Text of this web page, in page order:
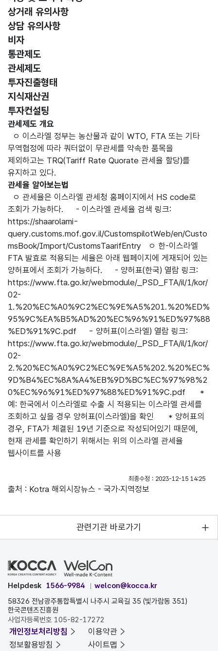
상거래 유의사항
상담 유의사항
비자
통관제도
선택됨
관세제도
투자진출형태
지식재산권
투자컨설팅
관세제도
관세제도 개요
ㅇ 이스라엘 정부는 농산물과 같이 WTO, FTA 또는 기타
무역협정에 따라 쿼터없이 무관세를 약속한 품목을
제외하고는 TRQ(Tariff Rate Quorate 관세율 할당)를
유지하고 있다.
관세율 알아보는법
ㅇ 관세율은 이스라엘 관세청 홈페이지에서 HS code로
조회가 가능하다. - 이스라엘 관세율 검색 링크:
https://shaarolami-
query.customs.mof.gov.il/CustomspilotWeb/en/Custo
msBook/Import/CustomsTaarifEntry ㅇ 한-이스라엘
FTA 발효로 적용되는 세율은 아래 웹페이지에 게재되어 있는
양허표에서 조회가 가능하다. - 양허표(한국) 열람 링크:
https://www.fta.go.kr/webmodule/_PSD_FTA/il/1/kor/
02-
1.%20%EC%A0%9C2%EC%9E%A5%201.%20%ED%
95%9C%EA%B5%AD%20%EC%96%91%ED%97%88
%ED%91%9C.pdf - 양허표(이스라엘) 열람 링크:
https://www.fta.go.kr/webmodule/_PSD_FTA/il/1/kor/
02-
2.%20%EC%A0%9C2%EC%9E%A5%202.%20%EC%
9D%B4%EC%8A%A4%EB%9D%BC%EC%97%98%2
0%EC%96%91%ED%97%88%ED%91%9C.pdf *
예: 한국에서 이스라엘로 수출 시 적용되는 이스라엘 관세를
조회하고 싶을 경우 양허표(이스라엘)을 확인 * 양허표의
경우, FTA가 체결된 19년 기준으로 작성되어있기 때문에,
현재 관세를 확인하기 위해서는 위의 이스라엘 관세율
웹사이트를 사용
최종수정 : 2023-12-15 14:25
출처 : Kotra 해외시장뉴스 - 국가·지역정보
관련기관 바로가기
Helpdesk 1566-9984
welcon@kocca.kr
58326 전남광주통합특별시 나주시 교육길 35 (빛가람동 351)
한국콘텐츠진흥원
사업자등록번호 105-82-17272
개인정보처리방침
이용약관
정보활용방침
사이트맵